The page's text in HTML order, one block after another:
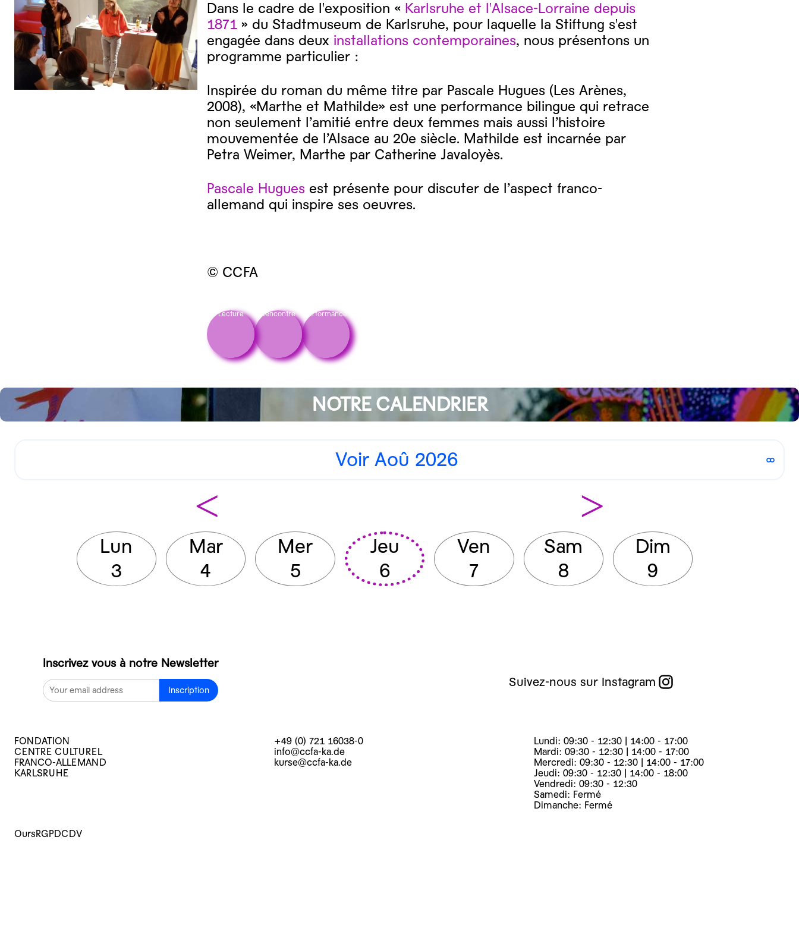
Lecture Rencontre Performance
Dans le cadre de l'exposition « Karlsruhe et l'Alsace-Lorraine depuis
1871 » du Stadtmuseum de Karlsruhe, pour laquelle la Stiftung s'est
engagée dans deux installations contemporaines, nous présentons un
programme particulier :
Inspirée du roman du même titre par Pascale Hugues (Les Arènes,
2008), «Marthe et Mathilde» est une performance bilingue qui retrace
non seulement l’amitié entre deux femmes mais aussi l’histoire
mouvementée de l’Alsace au 20e siècle. Mathilde est incarnée par
Petra Weimer, Marthe par Catherine Javaloyès.
Pascale Hugues est présente pour discuter de l’aspect franco-
allemand qui inspire ses oeuvres.
© CCFA
NOTRE CALENDRIER
Voir Aoû 2026
< >
Lun
3
Mar
4
Mer
5
Jeu
6
Ven
7
Sam
8
Dim
9
Inscrivez vous à notre Newsletter
Inscription
Suivez-nous sur Instagram
FONDATION
CENTRE CULTUREL
FRANCO-ALLEMAND
KARLSRUHE
+49 (0) 721 16038-0
info@ccfa-ka.de
kurse@ccfa-ka.de
Lundi: 09:30 - 12:30 | 14:00 - 17:00
Mardi: 09:30 - 12:30 | 14:00 - 17:00
Mercredi: 09:30 - 12:30 | 14:00 - 17:00
Jeudi: 09:30 - 12:30 | 14:00 - 18:00
Vendredi: 09:30 - 12:30
Samedi: Fermé
Dimanche: Fermé
OursRGPDCDV